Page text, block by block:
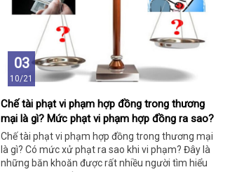
03
10/21
Chế tài phạt vi phạm hợp đồng trong thương
mại là gì? Mức phạt vi phạm hợp đồng ra sao?
Chế tài phạt vi phạm hợp đồng trong thương mại
là gì? Có mức xử phạt ra sao khi vi phạm? Đây là
những băn khoăn được rất nhiều người tìm hiểu